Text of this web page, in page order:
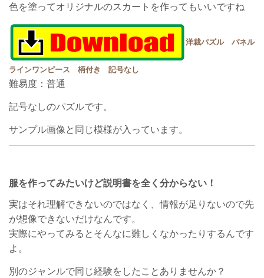
色を塗ってオリジナルのスカートを作ってもいいですね
洋裁パズル パネル
ラインワンピース 柄付き 記号なし
難易度：普通
記号なしのパズルです。
サンプル画像と同じ模様が入っています。
服を作ってみたいけど説明書を全く分からない！
実はそれ理解できないのではなく、情報が足りないので先
が想像できないだけなんです。
実際にやってみるとそんなに難しくなかったりするんです
よ。
別のジャンルで同じ経験をしたことありませんか？